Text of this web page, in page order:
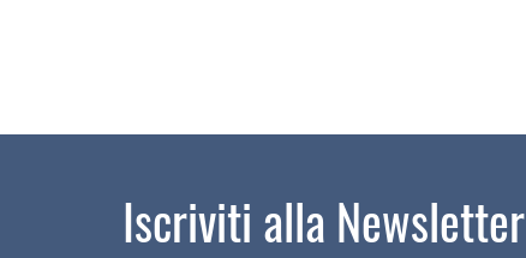
Iscriviti alla Newsletter